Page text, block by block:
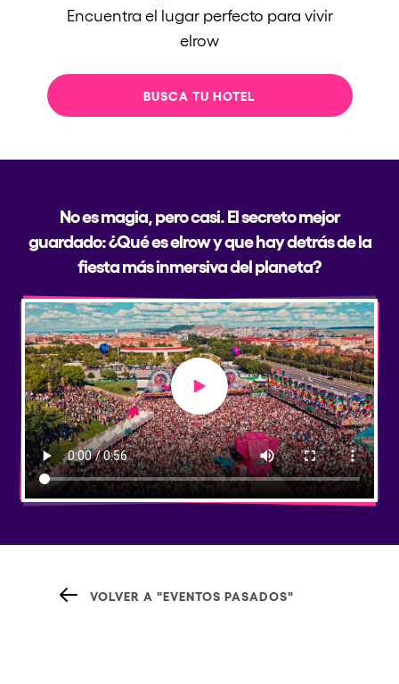
Encuentra el lugar perfecto para vivir
elrow
BUSCA TU HOTEL
No es magia, pero casi. El secreto mejor
guardado: ¿Qué es elrow y que hay detrás de la
fiesta más inmersiva del planeta?
Play video
VOLVER A "EVENTOS PASADOS"